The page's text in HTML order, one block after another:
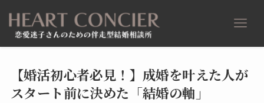
【婚活初心者必見！】成婚を叶えた人が
スタート前に決めた「結婚の軸」